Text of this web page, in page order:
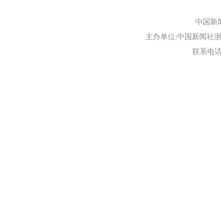
中国新
主办单位:中国新闻社
联系电